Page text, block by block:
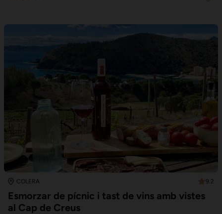
COLERA 9.2
Esmorzar de pícnic i tast de vins amb vistes
al Cap de Creus